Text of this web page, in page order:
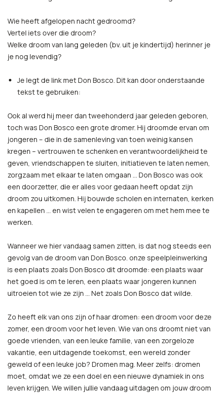
Wie heeft afgelopen nacht gedroomd?
Vertel iets over die droom?
Welke droom van lang geleden (bv. uit je kindertijd) herinner je
je nog levendig?
Je legt de link met Don Bosco. Dit kan door onderstaande
tekst te gebruiken:
Ook al werd hij meer dan tweehonderd jaar geleden geboren,
toch was Don Bosco een grote dromer. Hij droomde ervan om
jongeren – die in de samenleving van toen weinig kansen
kregen – vertrouwen te schenken en verantwoordelijkheid te
geven, vriendschappen te sluiten, initiatieven te laten nemen,
zorgzaam met elkaar te laten omgaan … Don Bosco was ook
een doorzetter, die er alles voor gedaan heeft opdat zijn
droom zou uitkomen. Hij bouwde scholen en internaten, kerken
en kapellen … en wist velen te engageren om met hem mee te
werken.
Wanneer we hier vandaag samen zitten, is dat nog steeds een
gevolg van de droom van Don Bosco. onze speelpleinwerking
is een plaats zoals Don Bosco dit droomde: een plaats waar
het goed is om te leren, een plaats waar jongeren kunnen
uitroeien tot wie ze zijn … Net zoals Don Bosco dat wilde.
Zo heeft elk van ons zijn of haar dromen: een droom voor deze
zomer, een droom voor het leven. Wie van ons droomt niet van
goede vrienden, van een leuke familie, van een zorgeloze
vakantie, een uitdagende toekomst, een wereld zonder
geweld of een leuke job? Dromen mag. Meer zelfs: dromen
moet, omdat we ze een doel en een nieuwe dynamiek in ons
leven krijgen. We willen jullie vandaag uitdagen om jouw droom